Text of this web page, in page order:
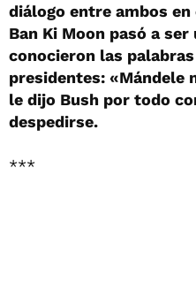
diálogo entre ambos en
Ban Ki Moon pasó a
conocieron las
presidentes: «Mándele
le dijo Bush por todo
despedirse.
***